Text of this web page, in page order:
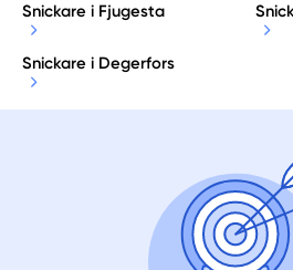
Snickare i Fjugesta
Snickare i Degerfors